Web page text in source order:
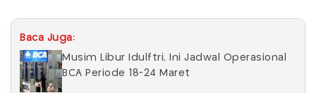
Baca Juga:
Musim Libur Idulftri, Ini Jadwal Operasional
BCA Periode 18-24 Maret